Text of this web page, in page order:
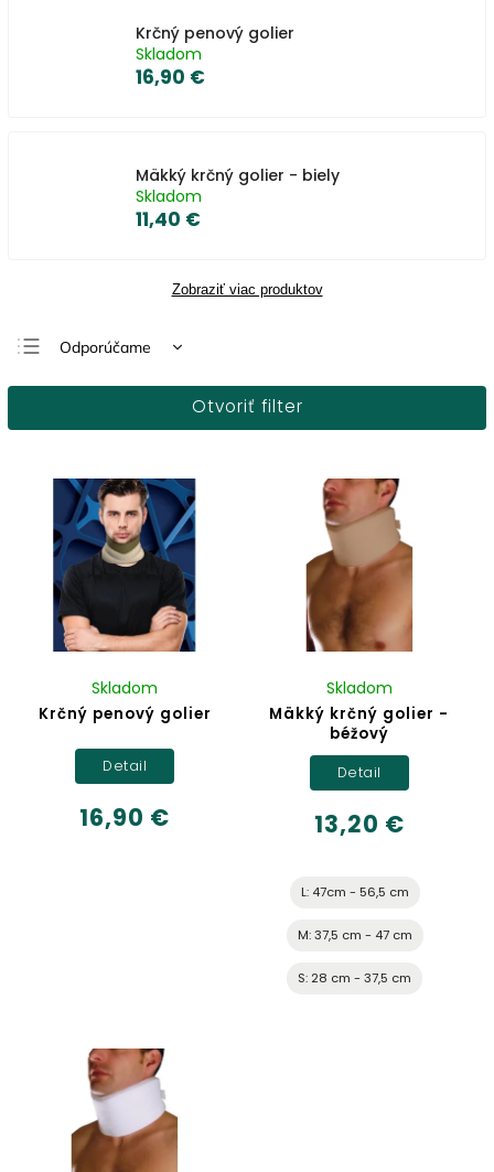
Krčný penový golier
Skladom
16,90 €
Mäkký krčný golier - biely
Skladom
11,40 €
Zobraziť viac produktov
Odporúčame
Najlacnejšie
Abecedne
Otvoriť filter
Krčný penový golier
Skladom
16,90 €
Detail
Mäkký krčný golier -
béžový
Skladom
13,20 €
Detail
L: 47cm - 56,5 cm
M: 37,5 cm - 47 cm
S: 28 cm - 37,5 cm